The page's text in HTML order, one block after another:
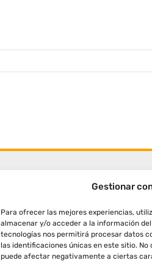
Gestionar
Para ofrecer las mejores experiencias,
almacenar y/o acceder a la información
tecnologías nos permitirá procesar datos
las identificaciones únicas en este sitio.
puede afectar negativamente a ciertas